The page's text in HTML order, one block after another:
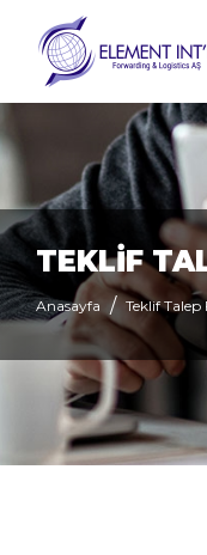
TEKLİF
Anasayfa Teklif